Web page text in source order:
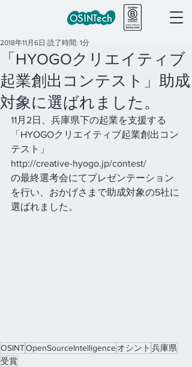
「HYOGOクリエイティブ
起業創出コンテスト」助成
対象に選ばれました。
2018年11月6日 読了時間: 1分
11月2日、兵庫県下の起業を支援する
「HYOGOクリエイティブ起業創出コン
テスト」
http://creative-hyogo.jp/contest/
の最終選考会にてプレゼンテーション
を行い、おかげさまで助成対象の5社に
選ばれました。
OSINTOpenSourceIntelligenceオシント 兵庫県
受賞